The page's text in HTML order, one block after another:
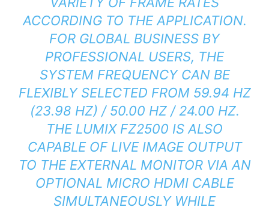
ACCORDING TO THE APPLICATION.
FOR GLOBAL BUSINESS BY
PROFESSIONAL USERS, THE
SYSTEM FREQUENCY CAN BE
FLEXIBLY SELECTED FROM 59.94 HZ
(23.98 HZ) / 50.00 HZ / 24.00 HZ.
THE LUMIX FZ2500 IS ALSO
CAPABLE OF LIVE IMAGE OUTPUT
TO THE EXTERNAL MONITOR VIA AN
OPTIONAL MICRO HDMI CABLE
SIMULTANEOUSLY WHILE